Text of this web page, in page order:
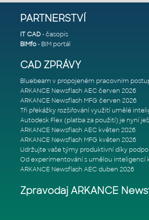
PARTNERSTVÍ
IT CAD- časopis
BIMfo- BIM portál
CAD ZPRÁVY
ARKANCE Newsflash AEC červen 2026
ARKANCE Newsflash MFG červen 2026
ARKANCE Newsflash AEC květen 2026
ARKANCE Newsflash MFG květen 2026
ARKANCE Newsflash AEC duben 2026
Zpravodaj ARKANCE